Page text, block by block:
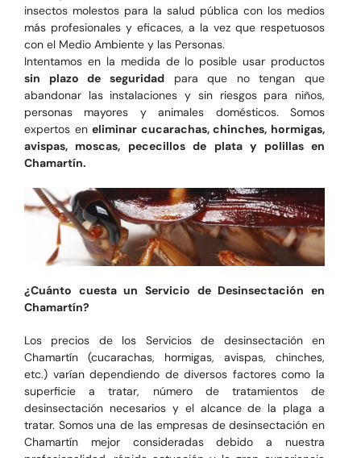
insectos molestos para la salud pública con los medios
más profesionales y eficaces, a la vez que respetuosos
con el Medio Ambiente y las Personas.
Intentamos en la medida de lo posible usar productos
sin plazo de seguridadpara que no tengan que
abandonar las instalaciones y sin riesgos para niños,
personas mayores y animales domésticos. Somos
expertos eneliminar cucarachas, chinches, hormigas,
avispas, moscas, pececillos de plata y polillas en
Chamartín.
¿Cuánto cuesta un Servicio de Desinsectación en
Chamartín?
Los precios de los Servicios de desinsectación en
Chamartín (cucarachas, hormigas, avispas, chinches,
etc.) varían dependiendo de diversos factores como la
superficie a tratar, número de tratamientos de
desinsectación necesarios y el alcance de la plaga a
tratar. Somos una de las empresas de desinsectación en
Chamartín mejor consideradas debido a nuestra